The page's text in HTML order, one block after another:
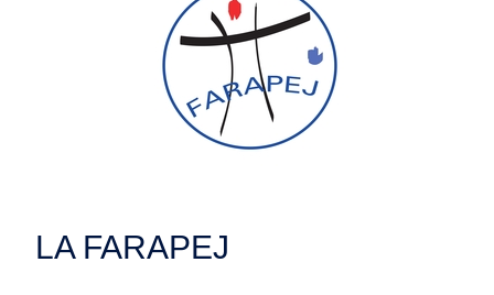
LA FARAPEJ